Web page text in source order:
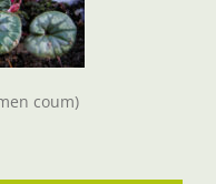
coum)